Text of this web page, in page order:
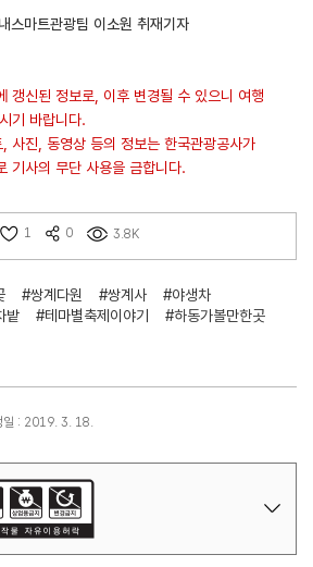
스마트관광팀 이소원 취재기자
신된 정보로, 이후 변경될 수 있으니 여행
기 바랍니다.
사진, 동영상 등의 정보는 한국관광공사가
기사의 무단 사용을 금합니다.
1 0 3.8K
#쌍계다원 #쌍계사
#야생차
밭 #테마별축제이야기
#하동가볼만한곳
일 : 2019. 3. 18.